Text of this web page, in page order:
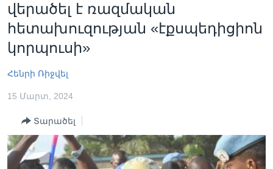
անցնել
հիմնական
բովանդակությանը
հիմնական
ՍՓՅՈՒՌՔ
ՏԵՍԱՆՅՈՒԹԵՐ
ԿԱՊ ՄԵԶ ՀԵՏ
Learning English
վերածել է ռազմական
հետախուզության «էքսպեդիցիոն
կորպուսի»
Հենրի Ռիջվել
15 Մարտ, 2024
Տարածել